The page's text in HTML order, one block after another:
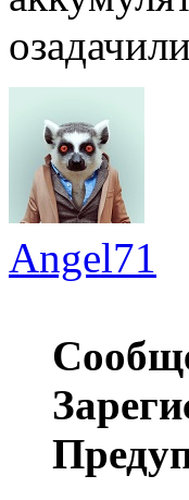
Angel71